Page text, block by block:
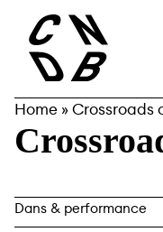
content
caută
Home »Crossroads
Dans & performance